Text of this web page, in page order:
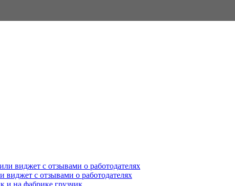
виджет с отзывами о работодателях